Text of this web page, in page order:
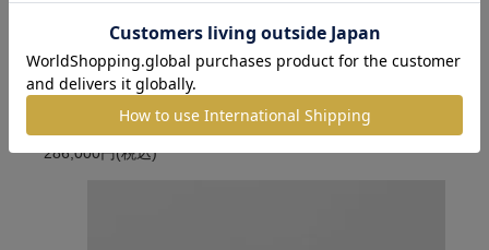
箔磁 耀房 -はくじ きぼう- (永遠色)
286,000円(税込)